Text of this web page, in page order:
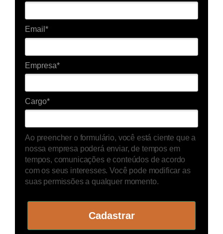
Email*
Empresa*
Cargo*
Ao preencher o formulário, você está ciente que a
nossa empresa poderá enviar, de tempos em
tempos, comunicações e conteúdos de acordo
com os seus interesses. Você pode modificar as
suas permissões a qualquer momento.
Cadastrar